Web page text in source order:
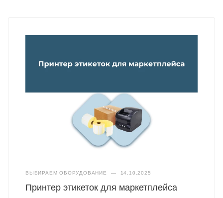
ВЫБИРАЕМ ОБОРУДОВАНИЕ — 14.10.2025
Принтер этикеток для маркетплейса